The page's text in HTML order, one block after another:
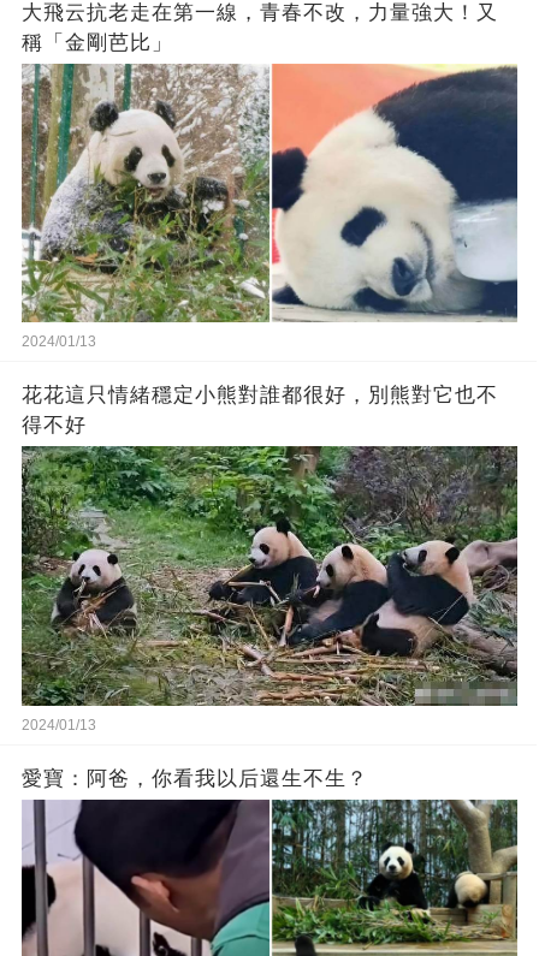
大飛云抗老走在第一線，青春不改，力量強大！又
稱「金剛芭比」
2024/01/13
花花這只情緒穩定小熊對誰都很好，別熊對它也不
得不好
2024/01/13
愛寶：阿爸，你看我以后還生不生？